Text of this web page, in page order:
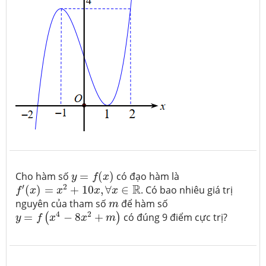
Cho hàm số y = f(x)
y x) có đạo hàm là
f′(x) = x2 + 10x,∀x ∈ R
f′(x)=x2+10x ,∀x∈R
. Có bao nhiêu giá trị
nguyên của tham số m
m để hàm số
y = f (x4 − 8x2 + m)
y=f(x4−8x 2+m) có đúng 9 điểm cực trị?